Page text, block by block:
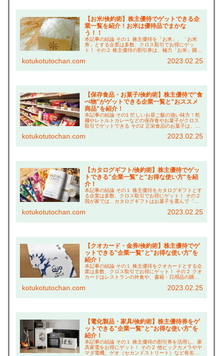
【お米/倹約術】株主優待でゲットできる企
業一覧を紹介！お米は優待品でまかな
う！！
本記事の結論 その１ 株主優待を「お米」、「お米
券」とする企業は多数、クロス取引でお得にゲッ
ト！ その２ 株主優待の割引券は、極力「お米」購入
と納税でゲットするライフスタイルを確立！ こ
kotukotutochan.com 2023.02.25
【保存食品・お菓子/倹約術】株主優待で"食
べ物"がゲットできる企業一覧と"おススメ
商品"を紹介！
本記事の結論 その1 忙しいお昼ご飯の強い味方！乾
麺やレトルトカレーなどの保存食やお菓子がクロス
取引でゲットできる その2 正栄食品のお菓子は、ボ
らに、お酒やコーヒーなどの飲み物も充実！ こ...
kotukotutochan.com 2023.02.25
【カタログギフト/倹約術】株主優待でゲッ
トできる"企業一覧"と"お得な使い方"を紹
介！
本記事の結論 その１ 株主優待をカタログギフトとす
る企業は多数、クロス取引でお得にゲット！ その２
我が家では、カタログギフトはお菓子を選んで「リ
ルディングスは、夫婦合算でより豪華な賞品に交...
kotukotutochan.com 2023.02.25
【クオカード・金券/倹約術】株主優待でゲ
ットできる"企業一覧"と"お得な使い方"を
紹介！
本記事の結論 その１ 株主優待をクオカードとする企
業は多数、クロス取引でお得にゲット！ その２ クオ
カードはレストランの外食や、書籍・日用品の購入
に買い物する「倹約術」も紹介！ こんにちは...
kotukotutochan.com 2023.02.25
【電化製品・家具/倹約術】株主優待券をゲ
ットできる"企業一覧"と"お得な使い方"を
紹介！
本記事の結論 その１ 株主優待の割引券を活用し、家
具家電をお得にゲット！ その２ 他ビックカメラやヤ
マダ電機、ゲオ（セカンドストリート）など有名店